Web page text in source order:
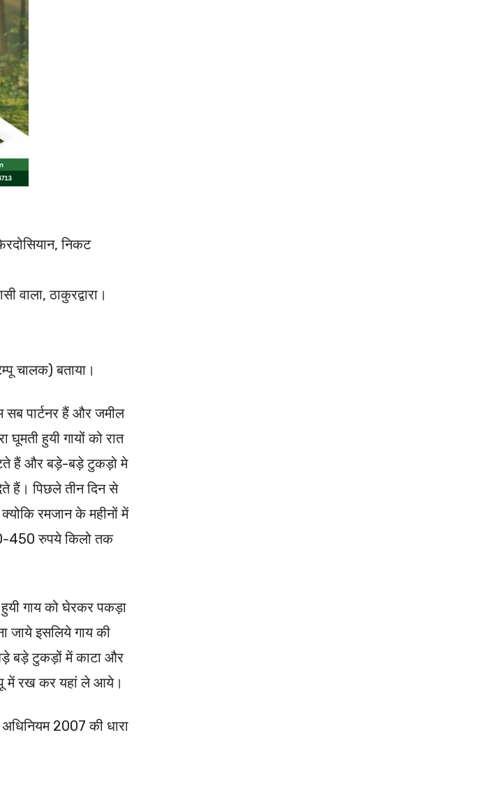
निकट
वाला, ठाकुरद्वारा।
चालक) बताया।
सब पार्टनर हैं और जमील
घूमती हुयी गायों को रात
हैं और बड़े-बड़े टुकड़ो मे
हैं। पिछले तीन दिन से
रमजान के महीनों में
450 रुपये किलो तक
हुयी गाय को घेरकर पकड़ा
जाये इसलिये गाय की
बड़े टुकड़ों में काटा और
में रख कर यहां ले आये।
2007 की धारा